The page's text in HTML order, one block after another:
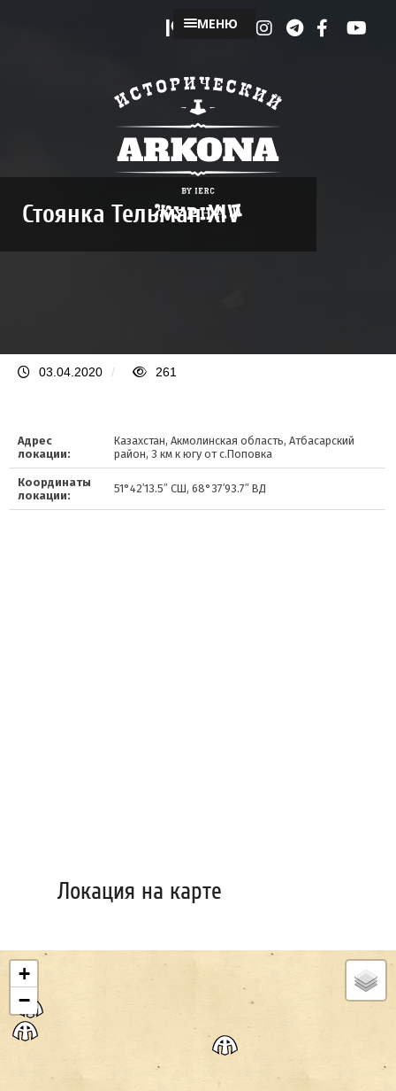
МЕНЮ
Стоянка Тельман XIV
03.04.2020 / 261
Адрес
локации:
Казахстан, Акмолинская область, Атбасарский
район, 3 км к югу от с.Поповка
Координаты
локации:
51°42′13.5″ СШ, 68°37′93.7″ ВД
Локация на карте
+
−